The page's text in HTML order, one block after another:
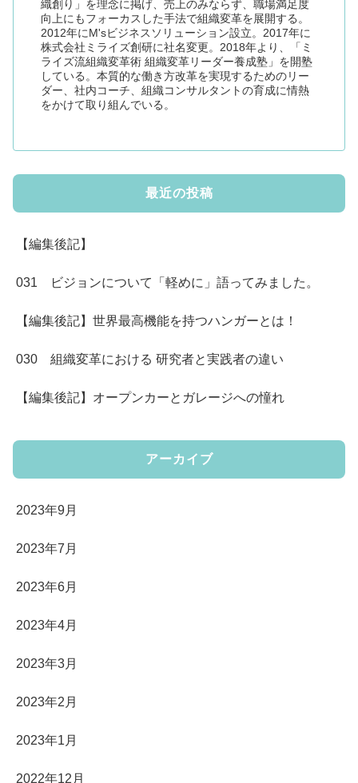
織創り」を理念に掲げ、売上のみならず、職場満足度
向上にもフォーカスした手法で組織変革を展開する。
2012年にM'sビジネスソリューション設立。2017年に
株式会社ミライズ創研に社名変更。2018年より、「ミ
ライズ流組織変革術 組織変革リーダー養成塾」を開塾
している。本質的な働き方改革を実現するためのリー
ダー、社内コーチ、組織コンサルタントの育成に情熱
をかけて取り組んでいる。
最近の投稿
【編集後記】
031 ビジョンについて「軽めに」語ってみました。
【編集後記】世界最高機能を持つハンガーとは！
030 組織変革における 研究者と実践者の違い
【編集後記】オープンカーとガレージへの憧れ
アーカイブ
2023年9月
2023年7月
2023年6月
2023年4月
2023年3月
2023年2月
2023年1月
2022年12月